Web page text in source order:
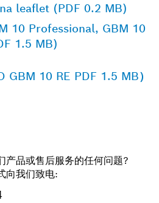
leaflet (PDF 0.2 MB)
10 Professional, GBM 10
1.5 MB)
GBM 10 RE PDF 1.5 MB）
产品或售后服务的任何问题?
向我们致电: